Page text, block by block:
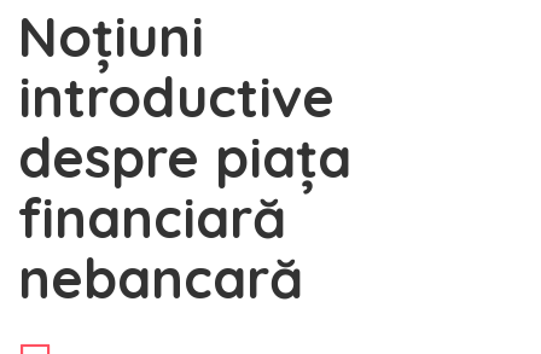
Noțiuni
introductive
despre piața
financiară
nebancară